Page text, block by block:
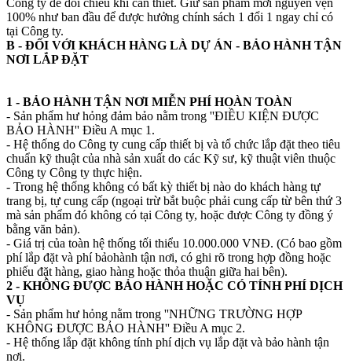
100% như ban đầu để được hưởng chính sách 1 đổi 1 ngay chỉ có
tại Công ty.
B - ĐỐI VỚI KHÁCH HÀNG LÀ DỰ ÁN - BẢO HÀNH TẬN
NƠI LẮP ĐẶT
1 - BẢO HÀNH TẬN NƠI MIỄN PHÍ HOÀN TOÀN
- Sản phẩm hư hỏng đảm bảo nằm trong ''ĐIỀU KIỆN ĐƯỢC
BẢO HÀNH'' Điều A mục 1.
- Hệ thống do Công ty cung cấp thiết bị và tổ chức lắp đặt theo tiêu
chuẩn kỹ thuật của nhà sản xuất do các Kỹ sư, kỹ thuật viên thuộc
Công ty Công ty thực hiện.
- Trong hệ thống không có bất kỳ thiết bị nào do khách hàng tự
trang bị, tự cung cấp (ngoại trừ bắt buộc phải cung cấp từ bên thứ 3
mà sản phẩm đó không có tại Công ty, hoặc được Công ty đồng ý
bằng văn bản).
- Giá trị của toàn hệ thống tối thiểu 10.000.000 VNĐ. (Có bao gồm
phí lắp đặt và phí bảohành tận nơi, có ghi rõ trong hợp đồng hoặc
phiếu đặt hàng, giao hàng hoặc thỏa thuận giữa hai bên).
2 - KHÔNG ĐƯỢC BẢO HÀNH HOẶC CÓ TÍNH PHÍ DỊCH
VỤ
- Sản phẩm hư hỏng nằm trong ''NHỮNG TRƯỜNG HỢP
KHÔNG ĐƯỢC BẢO HÀNH'' Điều A mục 2.
- Hệ thống lắp đặt không tính phí dịch vụ lắp đặt và bảo hành tận
nơi.